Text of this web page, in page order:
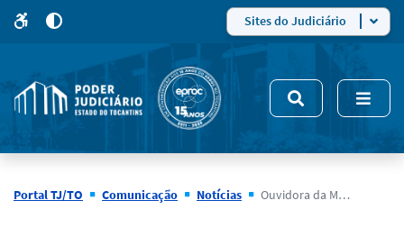
site
5
modo
de
alto
Sites do Judiciário
Portal TJ/TO Comunicação Notícias Ouvidora da Mulher do TJTO participa do V Encontro do Colégio de Ouvidorias Judiciais das Mulheres em Belo Horizonte (MG)